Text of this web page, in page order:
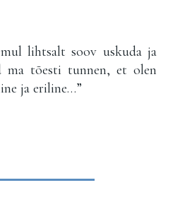
lihtsalt soov uskuda ja
ma tõesti tunnen, et olen
ja eriline…”